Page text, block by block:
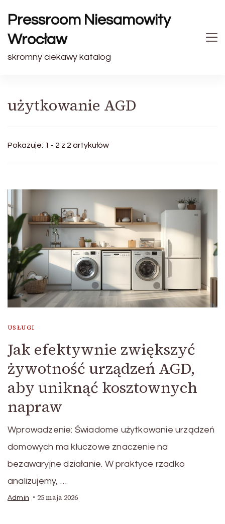
Pressroom Niesamowity
Wrocław
skromny ciekawy katalog
użytkowanie AGD
Pokazuje: 1 - 2 z 2 artykułów
USŁUGI
Jak efektywnie zwiększyć
żywotność urządzeń AGD,
aby uniknąć kosztownych
napraw
Wprowadzenie: Świadome użytkowanie urządzeń
domowych ma kluczowe znaczenie na
bezawaryjne działanie. W praktyce rzadko
analizujemy, …
Admin 25 maja 2026